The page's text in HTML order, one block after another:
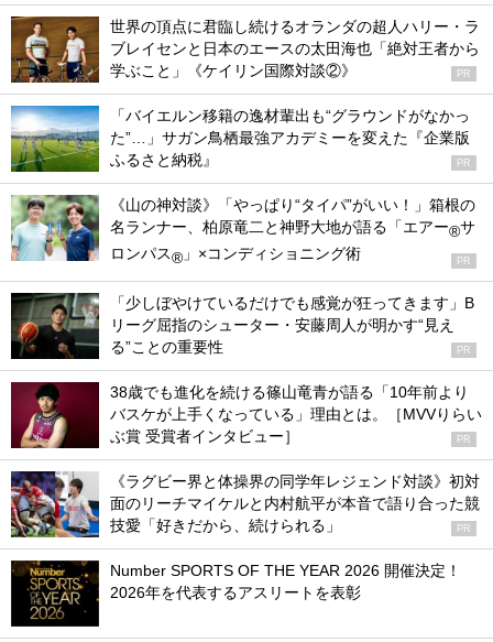
世界の頂点に君臨し続けるオランダの超人ハリー・ラ
ブレイセンと日本のエースの太田海也「絶対王者から
学ぶこと」《ケイリン国際対談②》
PR
「バイエルン移籍の逸材輩出も“グラウンドがなかっ
た”…」サガン鳥栖最強アカデミーを変えた『企業版
ふるさと納税』
PR
《山の神対談》「やっぱり“タイパ”がいい！」箱根の
名ランナー、柏原竜二と神野大地が語る「エアー®サ
ロンパス® 」×コンディショニング術 PR
「少しぼやけているだけでも感覚が狂ってきます」B
リーグ屈指のシューター・安藤周人が明かす“見え
る”ことの重要性
PR
38歳でも進化を続ける篠山竜青が語る「10年前より
バスケが上手くなっている」理由とは。［MVVりらい
ぶ賞 受賞者インタビュー］
PR
《ラグビー界と体操界の同学年レジェンド対談》初対
面のリーチマイケルと内村航平が本音で語り合った競
技愛「好きだから、続けられる」
PR
Number SPORTS OF THE YEAR 2026 開催決定！
2026年を代表するアスリートを表彰